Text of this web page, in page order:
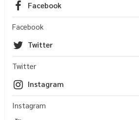
Facebook
Facebook
Twitter
Twitter
Instagram
Instagram